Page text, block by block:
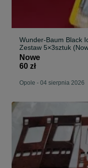
Wunder-Baum Black
Zestaw 5×3sztuk
Nowe
60 zł
Opole - 04 sierpnia 2026